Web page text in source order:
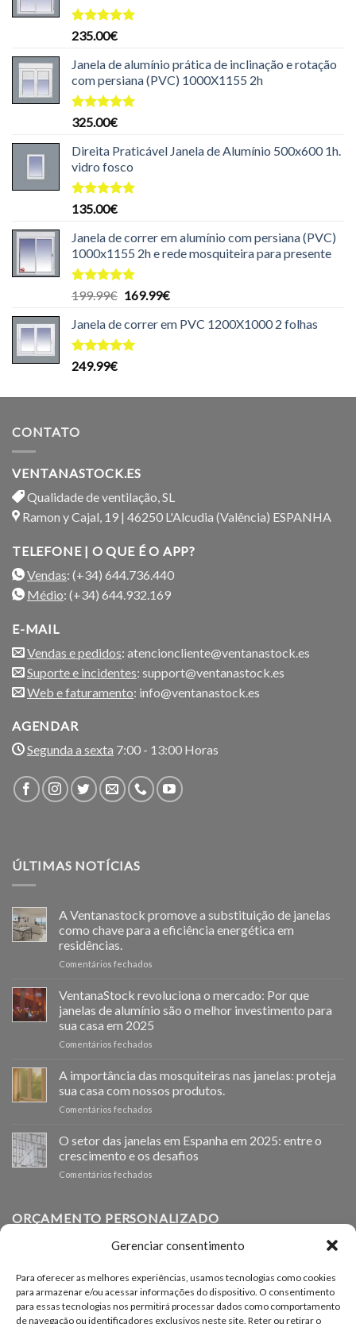
Gerenciar consentimento
Para oferecer as melhores experiências, usamos tecnologias como cookies
para armazenar e/ou acessar informações do dispositivo. O consentimento
para essas tecnologias nos permitirá processar dados como comportamento
de navegação ou identificadores exclusivos neste site. Reter ou retirar o
Avaliação
235.00€
Janela de alumínio prática de inclinação e rotação
com persiana (PVC) 1000X1155 2h
Avaliação
325.00€
Direita Praticável Janela de Alumínio 500x600 1h.
vidro fosco
Avaliação
135.00€
Janela de correr em alumínio com persiana (PVC)
1000x1155 2h e rede mosquiteira para presente
Avaliação
199.99€ O
original
era:
169.99€O
atual
Janela de correr em PVC 1200X1000 2 folhas
Avaliação
249.99€
CONTATO
VENTANASTOCK.ES
Qualidade de ventilação, SL
Ramon y Cajal, 19 | 46250 L'Alcudia (Valência) ESPANHA
TELEFONE | O QUE É O APP?
Vendas: (+34) 644.736.440
Médio: (+34) 644.932.169
E-MAIL
Vendas e pedidos: atencioncliente@ventanastock.es
Suporte e incidentes: support@ventanastock.es
Web e faturamento: info@ventanastock.es
AGENDAR
Segunda a sexta 7:00 - 13:00 Horas
ÚLTIMAS NOTÍCIAS
A Ventanastock promove a substituição de janelas
como chave para a eficiência energética em
residências.
Comentários fechados
impulsa
el
cambio
de
la
en
los
VentanaStock revoluciona o mercado: Por que
janelas de alumínio são o melhor investimento para
sua casa em 2025
Comentários fechados
VentanaStock
revoluciona
el
qué
las
la
inversión
tu
2025
A importância das mosquiteiras nas janelas: proteja
sua casa com nossos produtos.
Comentários fechados
importancia
de
las
ventanas:
tu
nuestros
productos.
O setor das janelas em Espanha em 2025: entre o
crescimento e os desafios
Comentários fechados
de
las
en
2025:
entre
el
ORÇAMENTO PERSONALIZADO
solicitar um orçamento personalizado em nosso formulário
de solicitação de orçamento.